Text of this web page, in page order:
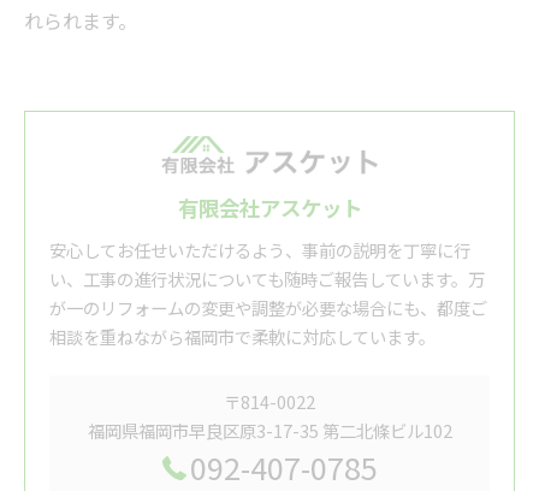
れられます。
有限会社アスケット
安心してお任せいただけるよう、事前の説明を丁寧に行
い、工事の進行状況についても随時ご報告しています。万
が一のリフォームの変更や調整が必要な場合にも、都度ご
相談を重ねながら福岡市で柔軟に対応しています。
〒814-0022
福岡県福岡市早良区原3-17-35 第二北條ビル102
092-407-0785